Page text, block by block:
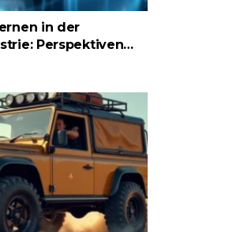
in der
Perspektiven…